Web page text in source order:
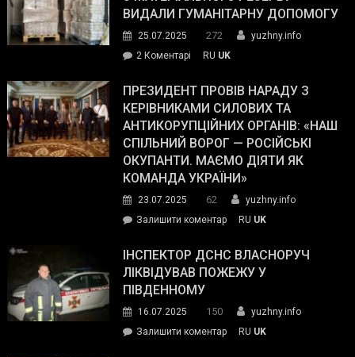
виборців
The
Street
Journal.
ВИДАЛИ ГУМАНІТАРНУ ДОПОМОГУ
25.07.2025 272
yuzhny.info
2 Коментарі
Південному
працівникам
ОПЗ
з
матеріального
резерву
гуманітарну
допомогу
RU UK
ПРЕЗИДЕНТ ПРОВІВ НАРАДУ З
КЕРІВНИКАМИ СИЛОВИХ ТА
АНТИКОРУПЦІЙНИХ ОРГАНІВ: «НАШ
СПІЛЬНИЙ ВОРОГ — РОСІЙСЬКІ
ОКУПАНТИ. МАЄМО ДІЯТИ ЯК
КОМАНДА УКРАЇНИ»
23.07.2025 62
yuzhny.info
Залишити коментарon
провів
нараду
силових
та
RU UK
ІНСПЕКТОР ДСНС ВЛАСНОРУЧ
ЛІКВІДУВАВ ПОЖЕЖУ У
ПІВДЕННОМУ
16.07.2025 150
yuzhny.info
Залишити коментарon
RU UK